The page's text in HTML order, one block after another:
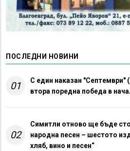
ПОСЛЕДНИ НОВИНИ
01
С един наказан
втора поредна победа в
02
Симитли отново ще бъде
народна песен – шестото
хляб, вино и песен“